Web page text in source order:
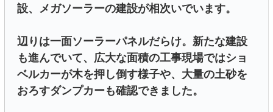
設、メガソーラーの建設が相次いでいます。
辺りは一面ソーラーパネルだらけ。新たな建設
も進んでいて、広大な面積の工事現場ではショ
ベルカーが木を押し倒す様子や、大量の土砂を
おろすダンプカーも確認できました。